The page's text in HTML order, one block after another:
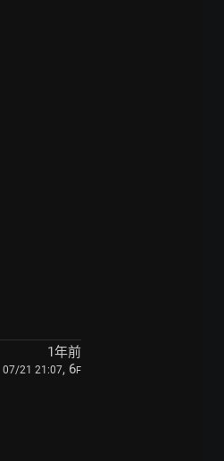
1年前
07/21 21:07, 6F